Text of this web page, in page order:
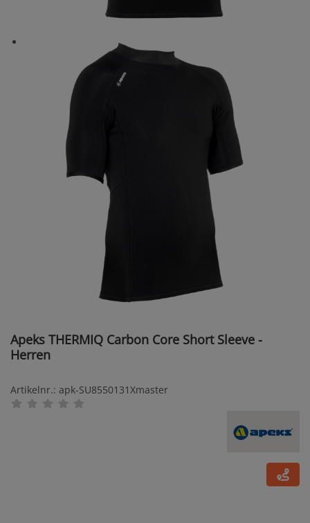
Apeks THERMIQ Carbon Core Short Sleeve -
Herren
Artikelnr.: apk-SU8550131Xmaster